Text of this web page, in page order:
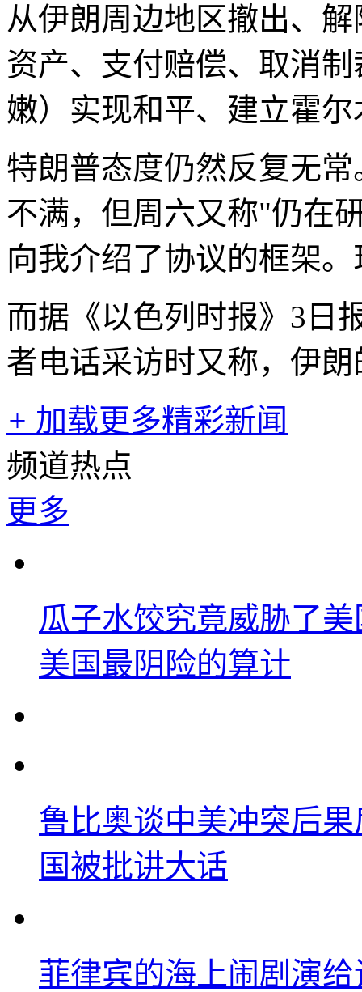
从伊朗周边地区撤出、
资产、支付赔偿、取消
嫩）实现和平、建立霍
特朗普态度仍然反复无
不满，但周六又称"仍在
向我介绍了协议的框架
而据《以色列时报》3日
者电话采访时又称，伊
+ 加载更多精彩新闻
频道热点
更多
瓜子水饺究竟威胁了
美国最阴险的算计
鲁比奥谈中美冲突后
国被批讲大话
菲律宾的海上闹剧演